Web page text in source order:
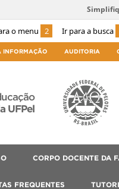
o menu 2 Ir para a busca
INFORMAÇÃO AUDITORIA
UFPel
CORPO DOCENTE DA
FREQUENTES